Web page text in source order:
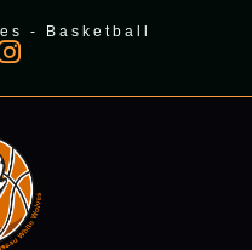
- Basketball